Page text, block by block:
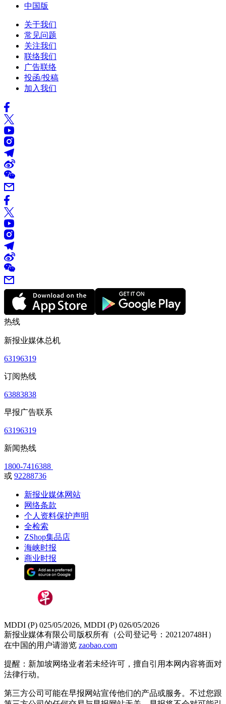
中国版
关于我们
常见问题
关注我们
联络我们
广告联络
投函/投稿
加入我们
热线
新报业媒体总机
63196319
订阅热线
63883838
早报广告联系
63196319
新闻热线
1800-7416388
或 92288736
新报业媒体网站
网络条款
个人资料保护声明
全检索
ZShop集品店
海峡时报
商业时报
MDDI (P) 025/05/2026, MDDI (P) 026/05/2026
新报业媒体有限公司版权所有（公司登记号：202120748H）
在中国的用户请游览 zaobao.com
提醒：新加坡网络业者若未经许可，擅自引用本网内容将面对
法律行动。
第三方公司可能在早报网站宣传他们的产品或服务。不过您跟